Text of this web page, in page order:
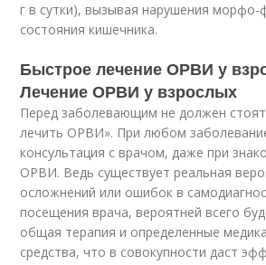
г в сутки), вызывая нарушения морфо-
состояния кишечника.
Быстрое лечение ОРВИ у
Лечение ОРВИ у взрослых
Перед заболевающим не должен
лечить ОРВИ». При любом
консультация с врачом, даже при
ОРВИ. Ведь существует реальная
осложнений или ошибок в
посещения врача, вероятней всего
общая терапия и определенные
средства, что в совокупности даст